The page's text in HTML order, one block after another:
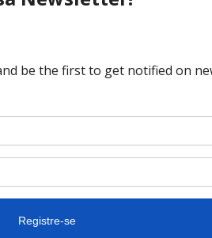
Desvendando os segredos dos
desempenho...
10 causas da queda de pressão